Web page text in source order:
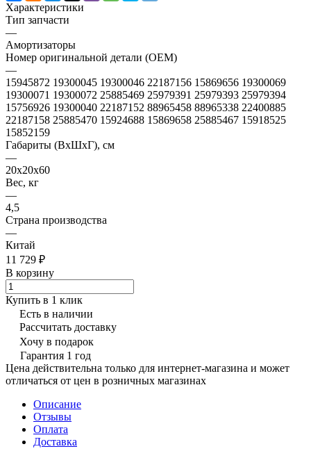
Характеристики
Тип запчасти
—
Амортизаторы
Номер оригинальной детали (OEM)
—
15945872 19300045 19300046 22187156 15869656 19300069
19300071 19300072 25885469 25979391 25979393 25979394
15756926 19300040 22187152 88965458 88965338 22400885
22187158 25885470 15924688 15869658 25885467 15918525
15852159
Габариты (ВхШхГ), см
—
20х20х60
Вес, кг
—
4,5
Страна производства
—
Китай
11 729 ₽
В корзину
Купить в 1 клик
Есть в наличии
Рассчитать доставку
Хочу в подарок
Гарантия 1 год
Цена действительна только для интернет-магазина и может
отличаться от цен в розничных магазинах
Описание
Отзывы
Оплата
Доставка